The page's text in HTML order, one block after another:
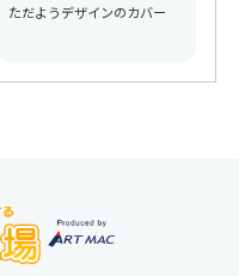
ただようデザインのカバー